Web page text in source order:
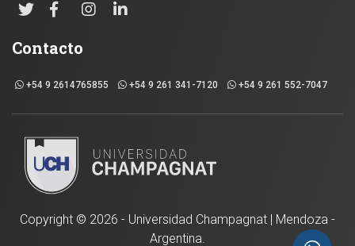
Contacto
+54 9 2614765855 +54 9 261 341-7120 +54 9 261 552-7047
Copyright © 2026 - Universidad Champagnat | Mendoza -
Argentina.